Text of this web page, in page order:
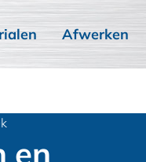
Afwerken
en